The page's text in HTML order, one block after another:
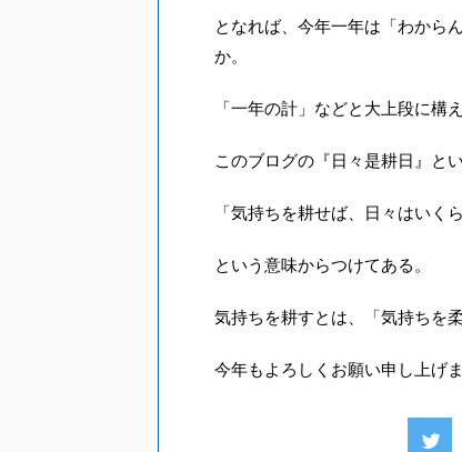
となれば、今年一年は「わから
か。
「一年の計」などと大上段に構
このブログの『日々是耕日』と
「気持ちを耕せば、日々はいく
という意味からつけてある。
気持ちを耕すとは、「気持ちを
今年もよろしくお願い申し上げま